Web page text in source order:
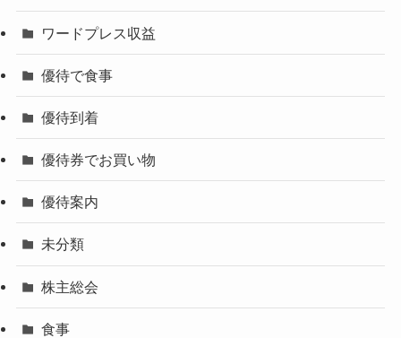
ワードプレス収益
優待で食事
優待到着
優待券でお買い物
優待案内
未分類
株主総会
食事